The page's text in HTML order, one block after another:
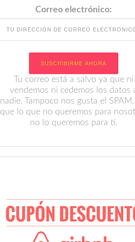
Correo electrónico:
Tu correo está a salvo ya que ni
vendemos ni cedemos los datos
nadie. Tampoco nos gusta el
que lo que no queremos para
no lo queremos para ti.